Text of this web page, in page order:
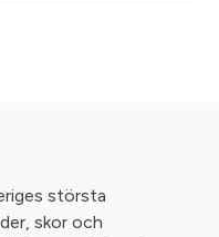
största
skor och